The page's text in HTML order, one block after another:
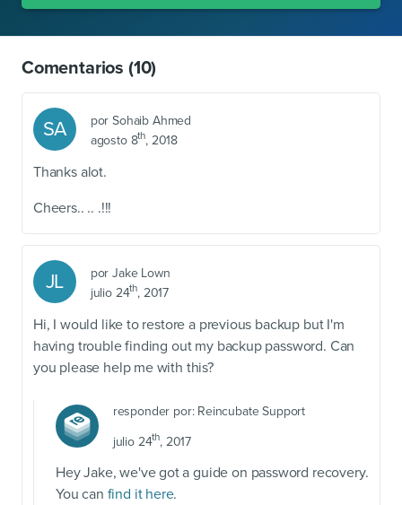
Comentarios (10)
SA porSohaib Ahmed
agosto 8th, 2018
Thanks alot.
Cheers.. .. .!!!
JL porJake Lown
julio 24th, 2017
Hi, I would like to restore a previous backup but I'm
having trouble finding out my backup password. Can
you please help me with this?
responder por: Reincubate Support
julio 24th, 2017
Hey Jake, we've got a guide on password recovery.
You can find it here.